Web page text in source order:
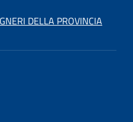
DELLA PROVINCIA